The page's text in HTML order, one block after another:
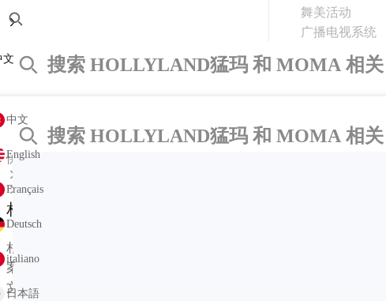
舞美活动
广播电视系统
快速链接
合作案例
相关产品活动
相关活动的文案相关活动的文案相关活动的文案相关活动的文案相
案相关活动的文案相关活动的文案相关活动的文案相关活动的文案
文案相关活动。
文
中文
English
Français
Deutsch
italiano
日本語